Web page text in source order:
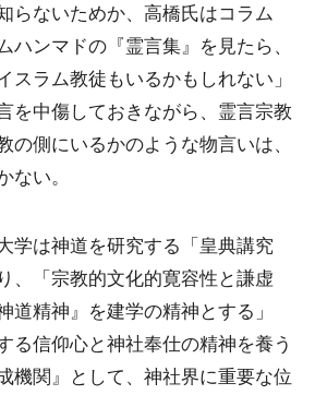
らないためか、高橋氏はコラム
ハンマドの『霊言集』を見たら、
スラム教徒もいるかもしれない」
を中傷しておきながら、霊言宗教
の側にいるかのような物言いは、
ない。
学は神道を研究する「皇典講究
、「宗教的文化的寛容性と謙虚
道精神』を建学の精神とする」
る信仰心と神社奉仕の精神を養う
機関』として、神社界に重要な位